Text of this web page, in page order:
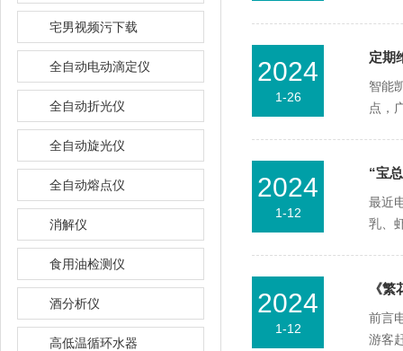
宅男视频污下载
全自动电动滴定仪
全自动折光仪
全自动旋光仪
全自动熔点仪
消解仪
食用油检测仪
酒分析仪
高低温循环水器
2024
1-26
定期
智能
点
2024
1-12
“宝总
最近
乳
2024
1-12
《繁
前言
游客